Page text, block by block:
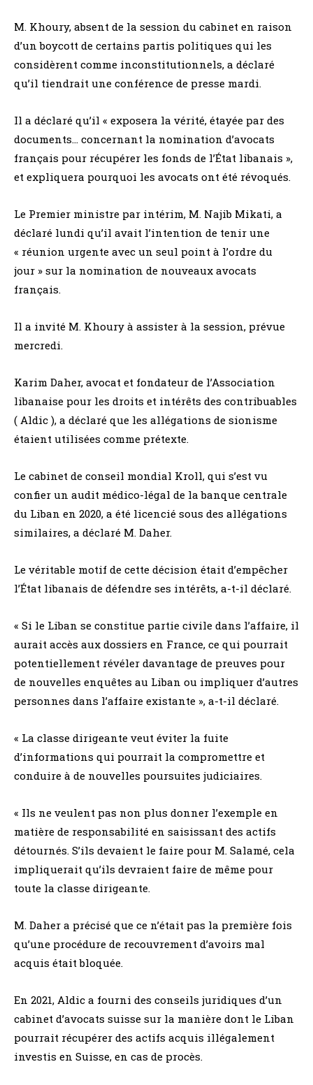
M. Khoury, absent de la session du cabinet en raison
d’un boycott de certains partis politiques qui les
considèrent comme inconstitutionnels, a déclaré
qu’il tiendrait une conférence de presse mardi.
Il a déclaré qu’il « exposera la vérité, étayée par des
documents… concernant la nomination d’avocats
français pour récupérer les fonds de l’État libanais »,
et expliquera pourquoi les avocats ont été révoqués.
Le Premier ministre par intérim, M. Najib Mikati, a
déclaré lundi qu’il avait l’intention de tenir une
« réunion urgente avec un seul point à l’ordre du
jour » sur la nomination de nouveaux avocats
français.
Il a invité M. Khoury à assister à la session, prévue
mercredi.
Karim Daher, avocat et fondateur de l’Association
libanaise pour les droits et intérêts des contribuables
( Aldic ), a déclaré que les allégations de sionisme
étaient utilisées comme prétexte.
Le cabinet de conseil mondial Kroll, qui s’est vu
confier un audit médico-légal de la banque centrale
du Liban en 2020, a été licencié sous des allégations
similaires, a déclaré M. Daher.
Le véritable motif de cette décision était d’empêcher
l’État libanais de défendre ses intérêts, a-t-il déclaré.
« Si le Liban se constitue partie civile dans l’affaire, il
aurait accès aux dossiers en France, ce qui pourrait
potentiellement révéler davantage de preuves pour
de nouvelles enquêtes au Liban ou impliquer d’autres
personnes dans l’affaire existante », a-t-il déclaré.
« La classe dirigeante veut éviter la fuite
d’informations qui pourrait la compromettre et
conduire à de nouvelles poursuites judiciaires.
« Ils ne veulent pas non plus donner l’exemple en
matière de responsabilité en saisissant des actifs
détournés. S’ils devaient le faire pour M. Salamé, cela
impliquerait qu’ils devraient faire de même pour
toute la classe dirigeante.
M. Daher a précisé que ce n’était pas la première fois
qu’une procédure de recouvrement d’avoirs mal
acquis était bloquée.
En 2021, Aldic a fourni des conseils juridiques d’un
cabinet d’avocats suisse sur la manière dont le Liban
pourrait récupérer des actifs acquis illégalement
investis en Suisse, en cas de procès.